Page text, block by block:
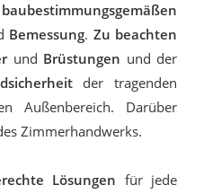
baubestimmungsgemäßen
Bemessung. Zu beachten
und Brüstungen und der
der tragenden
Außenbereich. Darüber
Zimmerhandwerks.
Lösungen für jede